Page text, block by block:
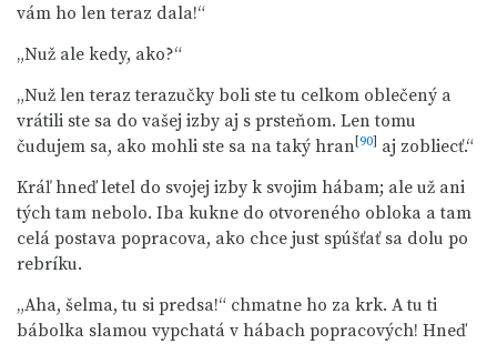
vám ho len teraz dala!“
„Nuž ale kedy, ako?“
„Nuž len teraz terazučky boli ste tu celkom oblečený a
vrátili ste sa do vašej izby aj s prsteňom. Len tomu
čudujem sa, ako mohli ste sa na taký hran [90] aj zobliecť.“
Kráľ hneď letel do svojej izby k svojim hábam; ale už ani
tých tam nebolo. Iba kukne do otvoreného obloka a tam
celá postava popracova, ako chce just spúšťať sa dolu po
rebríku.
„Aha, šelma, tu si predsa!“ chmatne ho za krk. A tu ti
bábolka slamou vypchatá v hábach popracových! Hneď